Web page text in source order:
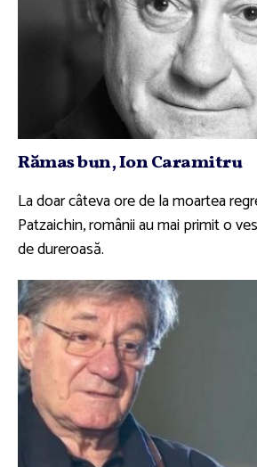
Rămas bun, Ion Caramitru
La doar câteva ore de la moartea
Patzaichin, românii au mai primit o
de dureroasă.